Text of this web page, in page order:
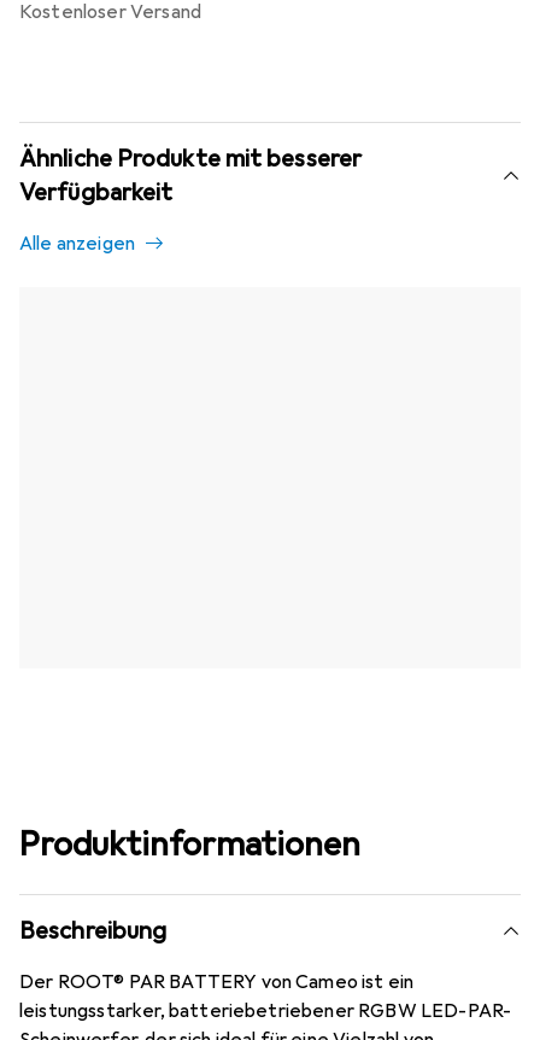
kostenloser Versand
Ähnliche Produkte mit besserer
Verfügbarkeit
Alle anzeigen
Produktinformationen
Beschreibung
Der ROOT® PAR BATTERY von Cameo ist ein
leistungsstarker, batteriebetriebener RGBW LED-PAR-